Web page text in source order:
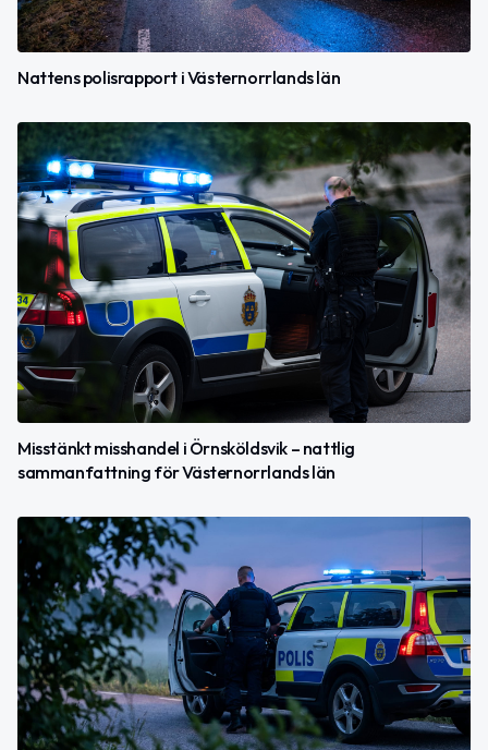
Nattens polisrapport i Västernorrlands län
Misstänkt misshandel i Örnsköldsvik – nattlig
sammanfattning för Västernorrlands län